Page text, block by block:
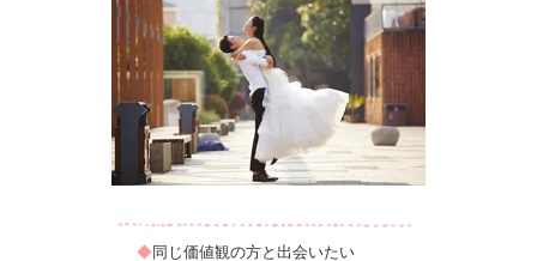
◆同じ価値観の方と出会いたい